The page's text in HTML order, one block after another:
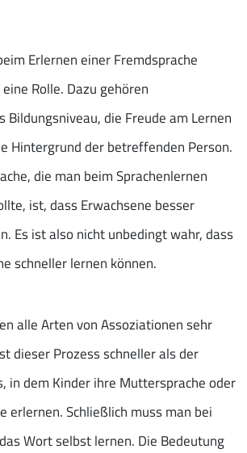
Erlernen einer Fremdsprache
Rolle. Dazu gehören
Bildungsniveau, die Freude am Lernen
Hintergrund der betreffenden Person.
die man beim Sprachenlernen
ist, dass Erwachsene besser
Es ist also nicht unbedingt wahr, dass
schneller lernen können.
alle Arten von Assoziationen sehr
dieser Prozess schneller als der
in dem Kinder ihre Muttersprache oder
erlernen. Schließlich muss man bei
Wort selbst lernen. Die Bedeutung